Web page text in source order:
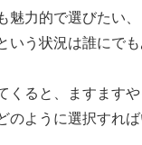
魅力的で選びたい
う状況は誰にでも
くると、ますます
ように選択すれば